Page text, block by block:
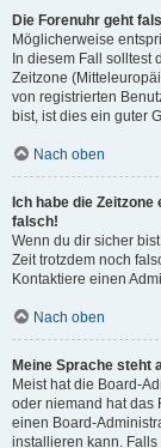
Die Forenuhr geht
Möglicherweise
In diesem Fall solltest
Zeitzone
von registrierten
bist, ist dies ein guter
Nach oben
Ich habe die
falsch!
Wenn du dir sicher
Zeit trotzdem noch
Kontaktiere einen
Nach oben
Meine Sprache steht
Meist hat die Board-
oder niemand hat das
einen Board-
installieren kann.